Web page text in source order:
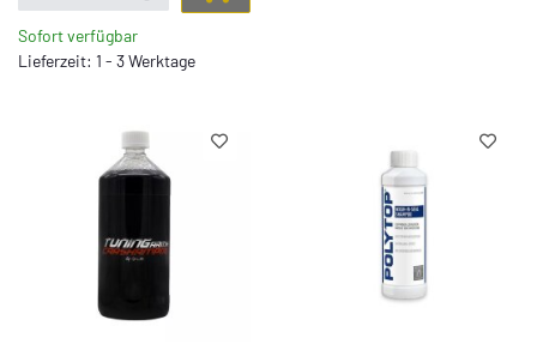
Sofort verfügbar
Lieferzeit: 1 - 3 Werktage